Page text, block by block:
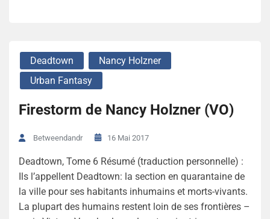
Deadtown
Nancy Holzner
Urban Fantasy
Firestorm de Nancy Holzner (VO)
Betweendandr 16 Mai 2017
Deadtown, Tome 6 Résumé (traduction personnelle) :
Ils l’appellent Deadtown: la section en quarantaine de
la ville pour ses habitants inhumains et morts-vivants.
La plupart des humains restent loin de ses frontières –